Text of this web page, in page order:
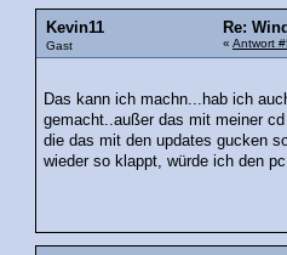
Kevin11
Gast
Re:
« Antwort
Das kann ich machn...hab ich
gemacht..außer das mit meiner
die das mit den updates gucken
wieder so klappt, würde ich den